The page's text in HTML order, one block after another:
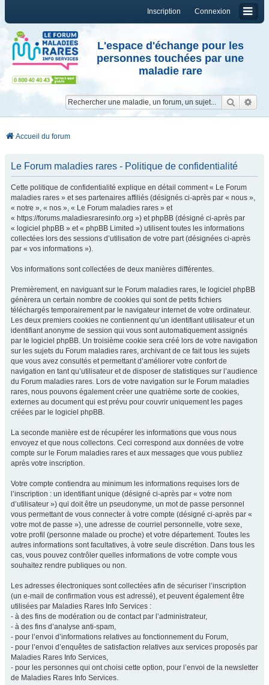
Connexion
Inscription
L'espace d'échange pour les
personnes touchées par une
maladie rare
Accueil du forum
Le Forum maladies rares - Politique de confidentialité
Cette politique de confidentialité explique en détail comment « Le Forum
maladies rares » et ses partenaires affiliés (désignés ci-après par « nous »,
« notre », « nos », « Le Forum maladies rares » et
« https://forums.maladiesraresinfo.org ») et phpBB (désigné ci-après par
« logiciel phpBB » et « phpBB Limited ») utilisent toutes les informations
collectées lors des sessions d’utilisation de votre part (désignées ci-après
par « vos informations »).
Vos informations sont collectées de deux manières différentes.
Premièrement, en naviguant sur le Forum maladies rares, le logiciel phpBB
génèrera un certain nombre de cookies qui sont de petits fichiers
téléchargés temporairement par le navigateur internet de votre ordinateur.
Les deux premiers cookies ne contiennent qu’un identifiant utilisateur et un
identifiant anonyme de session qui vous sont automatiquement assignés
par le logiciel phpBB. Un troisième cookie sera créé lors de votre navigation
sur les sujets du Forum maladies rares, archivant de ce fait tous les sujets
que vous avez consultés et permettant d’améliorer votre confort de
navigation en tant qu’utilisateur et de disposer de statistiques sur l’audience
du Forum maladies rares. Lors de votre navigation sur le Forum maladies
rares, nous pouvons également créer une quatrième sorte de cookies,
externes au document qui est prévu pour couvrir uniquement les pages
créées par le logiciel phpBB.
La seconde manière est de récupérer les informations que vous nous
envoyez et que nous collectons. Ceci correspond aux données de votre
compte sur le Forum maladies rares et aux messages que vous publiez
après votre inscription.
Votre compte contiendra au minimum les informations requises lors de
l’inscription : un identifiant unique (désigné ci-après par « votre nom
d’utilisateur ») qui doit être un pseudonyme, un mot de passe personnel
vous permettant de vous connecter à votre compte (désigné ci-après par «
votre mot de passe »), une adresse de courriel personnelle, votre sexe,
votre profil (personne malade ou proche) et votre département. Toutes les
autres informations sont facultatives, à votre seule discrétion. Dans tous les
cas, vous pouvez contrôler quelles informations de votre compte vous
souhaitez rendre publiques ou non.
Les adresses électroniques sont collectées afin de sécuriser l’inscription
(un e-mail de confirmation vous est adressé), et peuvent également être
utilisées par Maladies Rares Info Services :
- à des fins de modération ou de contact par l’administrateur,
- à des fins d’analyse anti-spam,
- pour l’envoi d’informations relatives au fonctionnement du Forum,
- pour l’envoi d’enquêtes de satisfaction relatives aux services proposés par
Maladies Rares Info Services,
- pour les personnes qui ont choisi cette option, pour l’envoi de la newsletter
de Maladies Rares Info Services.